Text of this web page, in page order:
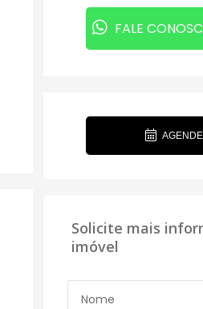
FALE
Solicite mais
imóvel